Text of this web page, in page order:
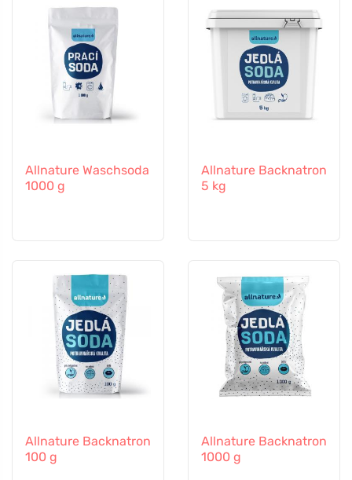
Allnature Waschsoda
1000 g
Allnature Backnatron
5 kg
Allnature Backnatron
100 g
Allnature Backnatron
1000 g